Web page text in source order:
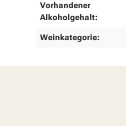
Vorhandener
Alkoholgehalt:
Weinkategorie: